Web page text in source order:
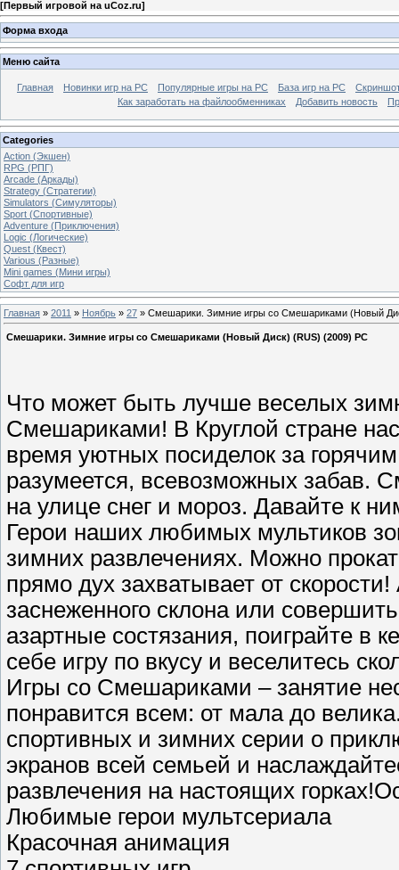
[Первый игровой на uCoz.ru]
Форма входа
Меню сайта
Главная Новинки игр на PC Популярные игры на PC База игр на РС
Как заработать на файлообменниках
Добавить новость
Categories
Action (Экшен)
RPG (РПГ)
Arcade (Аркады)
Strategy (Стратегии)
Simulators (Симуляторы)
Sport (Спортивные)
Adventure (Приключения)
Logic (Логические)
Quest (Квест)
Various (Разные)
Mini games (Мини игры)
Софт для игр
Главная » 2011 » Ноябрь » 27 » Смешарики. Зимние игры со Смешариками (Новый
Смешарики. Зимние игры со Смешариками (Новый Диск) (RUS) (2009) PC
Что может быть лучше веселых
Смешариками! В Круглой стране
время уютных посиделок за
разумеется, всевозможных забав.
на улице снег и мороз. Давайте к
Герои наших любимых мультиков
зимних развлечениях. Можно
прямо дух захватывает от
заснеженного склона или
азартные состязания, поиграйте в
себе игру по вкусу и веселитесь
Игры со Смешариками – занятие
понравится всем: от мала до
спортивных и зимних серии о
экранов всей семьей и
развлечения на настоящих
Любимые герои мультсериала
Красочная анимация